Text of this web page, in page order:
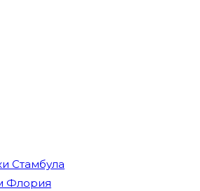
Стамбула
Флория